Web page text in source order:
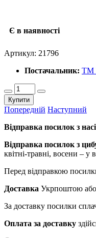
Є в наявності
Артикул: 21796
Постачальник: ТМ
Купити
Попередній Наступний
Відправка посилок з
Відправка посилок з
квітні-травні, восени – у
Перед відправкою
Доставка Укрпоштою
За доставку посилки
Оплата за доставку